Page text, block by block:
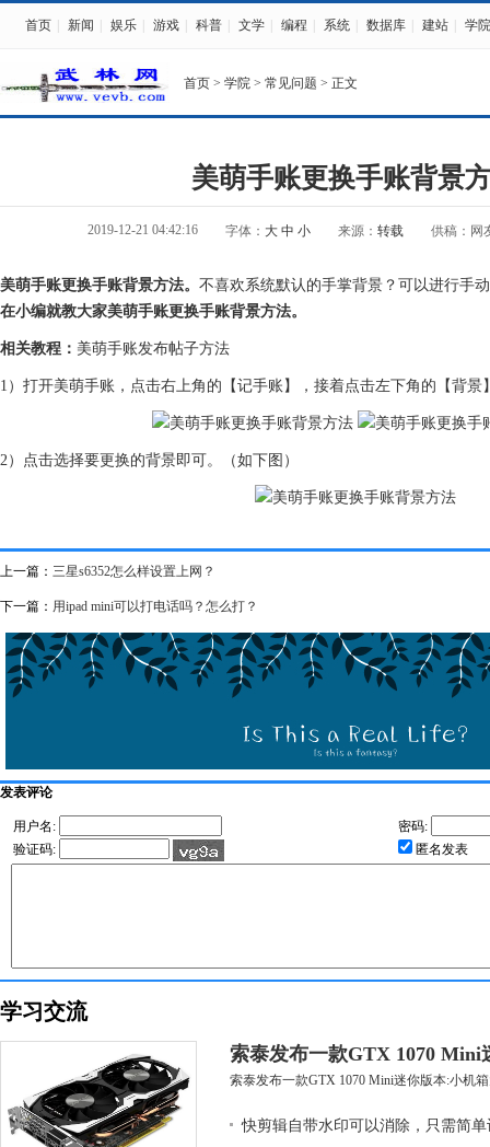
首页 新闻 娱乐 游戏 科普 文学 编程 系统 数据库 建站 学院
首页 > 学院 > 常见问题 > 正文
美萌手账更换手账背景
2019-12-21 04:42:16 字体： 大 中 小 来源： 转载 供稿：网
美萌手账更换手账背景方法。 不喜欢系统默认的手掌背景？可以进行手
在小编就教大家美萌手账更换手账背景方法。
相关教程： 美萌手账发布帖子方法
1）打开美萌手账，点击右上角的【记手账】，接着点击左下角的【背景
2）点击选择要更换的背景即可。（如下图）
上一篇： 三星s6352怎么样设置上网？
下一篇： 用ipad mini可以打电话吗？怎么打？
发表评论
用户名:
密码:
验证码:
匿名发表
学习交流
索泰发布一款GTX 1070 Mini
索泰发布一款GTX 1070 Mini迷你版本:小机
快剪辑自带水印可以消除，只需简单